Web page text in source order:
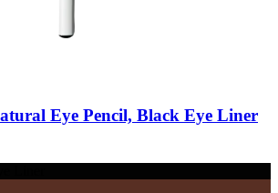
Eye Pencil, Black Eye Liner